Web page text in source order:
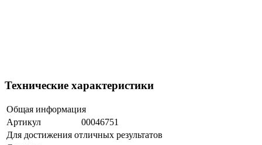
Технические характеристики
Общая информация
Артикул
00046751
Для достижения отличных результатов